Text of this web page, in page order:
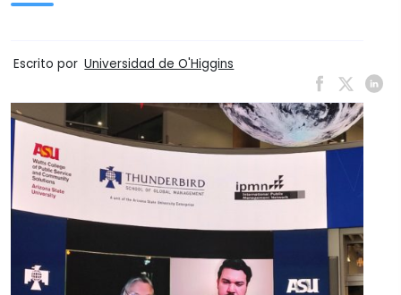
Escrito por Universidad de O'Higgins